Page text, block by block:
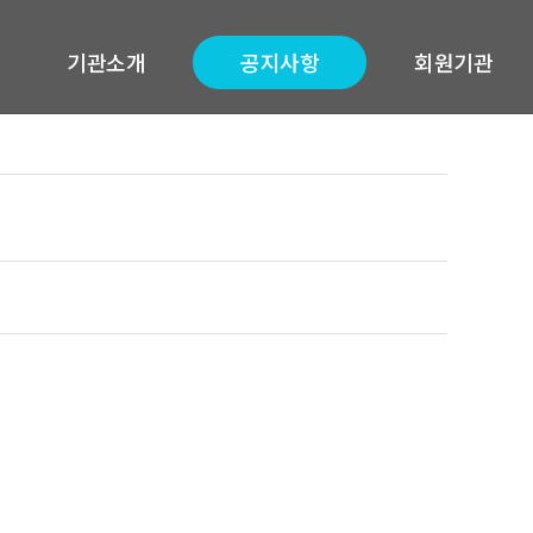
기관소개 공지사항 회원기관